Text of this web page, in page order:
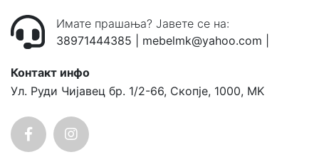
Имате прашања? Јавете се на:
38971444385
mebelmk@yahoo.com
Контакт инфо
Ул. Руди Чијавец бр. 1/2-66, Скопје, 1000, MK